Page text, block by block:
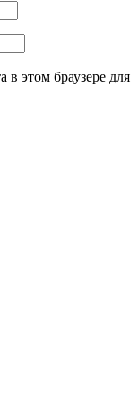
в этом браузере для